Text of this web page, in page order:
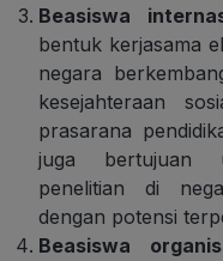
Beasiswa
bentuk kerjasama
negara
kesejahteraan
prasarana
juga bertujuan
penelitian di
dengan potensi
Beasiswa